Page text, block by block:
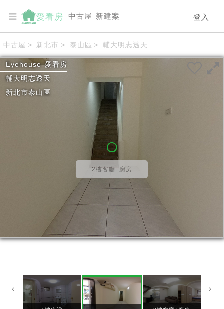
愛看房 登入
中古屋 新建案
中古屋 > 新北市 > 泰山區 > 輔大明志透天
2樓客廳+廚房
Eyehouse 愛看房
輔大明志透天
新北市泰山區